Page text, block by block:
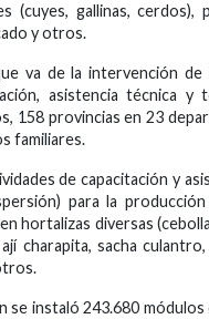
(cuyes, gallinas,
y otros.
va de la intervención de
asistencia técnica
158 provincias en 23
familiares.
de capacitación y
para la
hortalizas diversas
charapita, sacha
se instaló 243.680